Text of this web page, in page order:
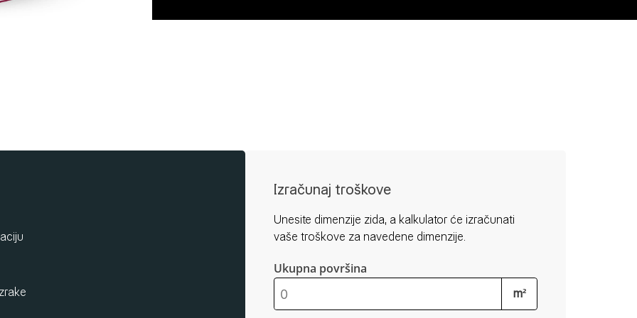
Izračunaj troškove
Unesite dimenzije zida, a kalkulator će izračunati
vaše troškove za navedene dimenzije.
Ukupna površina
m²